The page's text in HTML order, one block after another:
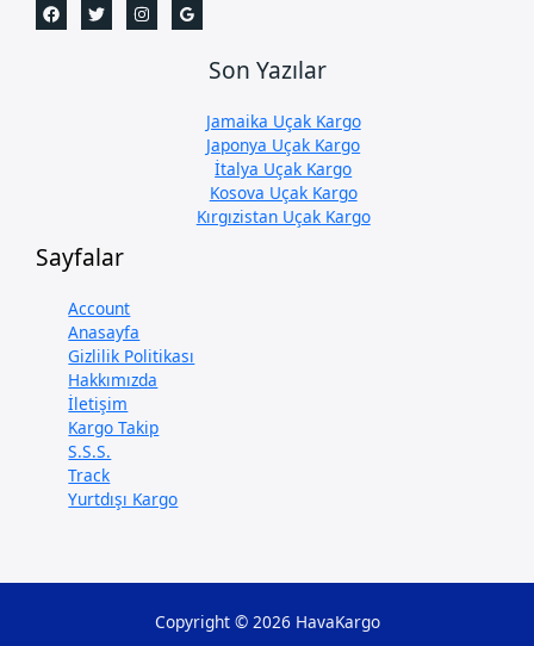
Son Yazılar
Jamaika Uçak Kargo
Japonya Uçak Kargo
İtalya Uçak Kargo
Kosova Uçak Kargo
Kırgızistan Uçak Kargo
Sayfalar
Account
Anasayfa
Gizlilik Politikası
Hakkımızda
İletişim
Kargo Takip
S.S.S.
Track
Yurtdışı Kargo
Copyright © 2026 HavaKargo